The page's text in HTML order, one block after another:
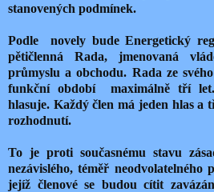
stanovených podmínek.
Podle novely bude Energetický
pětičlenná Rada, jmenovaná
průmyslu a obchodu. Rada ze
funkční období maximálně tří
hlasuje. Každý člen má jeden hlas a
rozhodnutí.
To je proti současnému stavu
nezávislého, téměř neodvolatelného
jejíž členové se budou cítit